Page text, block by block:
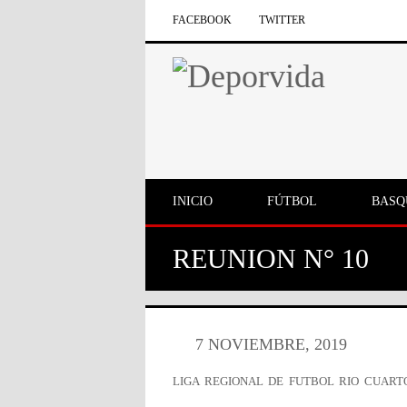
FACEBOOK TWITTER
INICIO FÚTBOL
REUNION N° 10
7 NOVIEMBRE, 2019
LIGA REGIONAL DE FUTBOL RIO